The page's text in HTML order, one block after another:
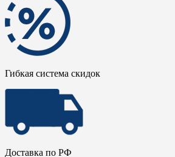
Гибкая система скидок
Доставка по РФ